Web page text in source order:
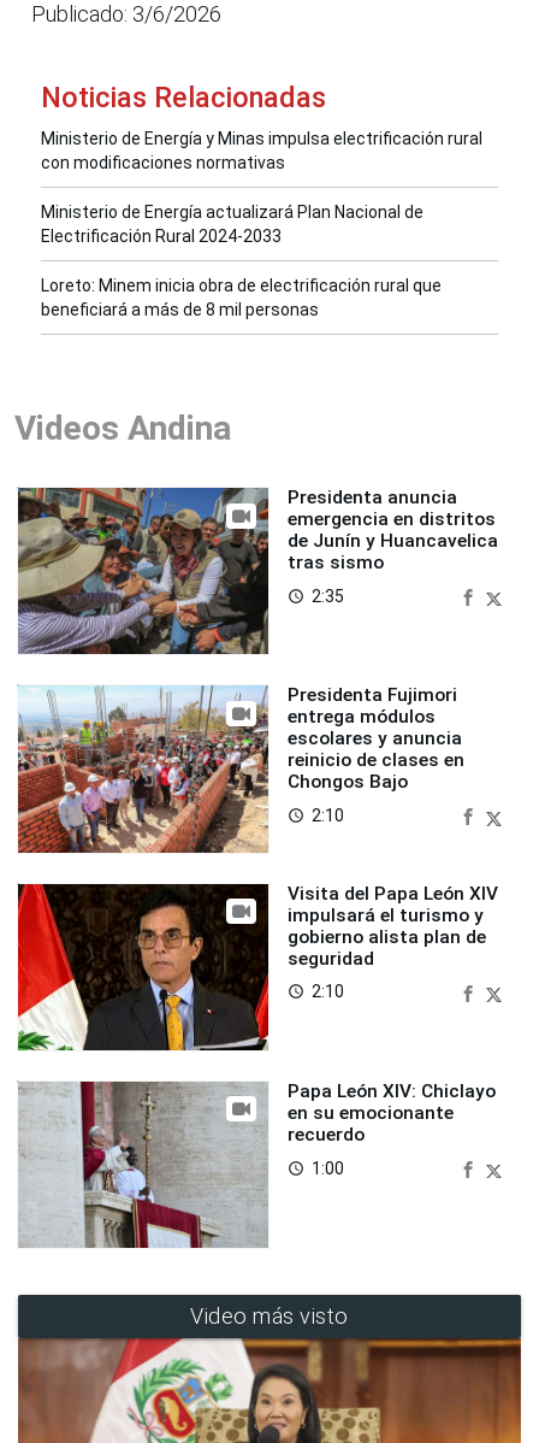
Publicado: 3/6/2026
Noticias Relacionadas
Ministerio de Energía y Minas impulsa electrificación rural
con modificaciones normativas
Ministerio de Energía actualizará Plan Nacional de
Electrificación Rural 2024-2033
Loreto: Minem inicia obra de electrificación rural que
beneficiará a más de 8 mil personas
Videos Andina
Presidenta anuncia
emergencia en distritos
de Junín y Huancavelica
tras sismo
access_time 2:35
Presidenta Fujimori
entrega módulos
escolares y anuncia
reinicio de clases en
Chongos Bajo
access_time 2:10
Visita del Papa León XIV
impulsará el turismo y
gobierno alista plan de
seguridad
access_time 2:10
Papa León XIV: Chiclayo
en su emocionante
recuerdo
access_time 1:00
Video más visto